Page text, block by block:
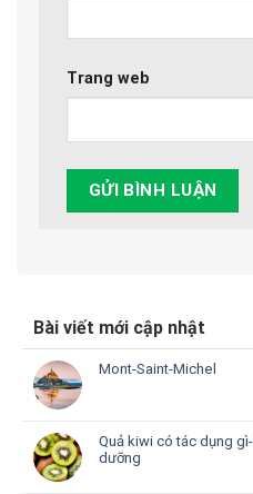
Trang web
Bài viết mới cập nhật
Mont-Saint-Michel
Quả kiwi có tác dụng
dưỡng